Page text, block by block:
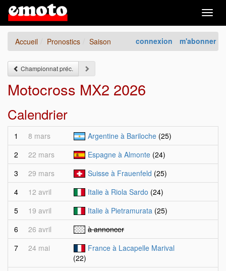
connexion m'abonner
Accueil Pronostics Saison
Championnat préc.
Motocross MX2 2026
Calendrier
1 8 mars Argentine à Bariloche (25)
2
22 mars Espagne à Almonte (24)
3
29 mars Suisse à Frauenfeld (25)
4
12 avril Italie à Riola Sardo (24)
5
19 avril Italie à Pietramurata (25)
6
26 avril
à annoncer
7
24 mai
France à Lacapelle Marival
(22)